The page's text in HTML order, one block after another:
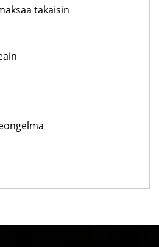
takaisin